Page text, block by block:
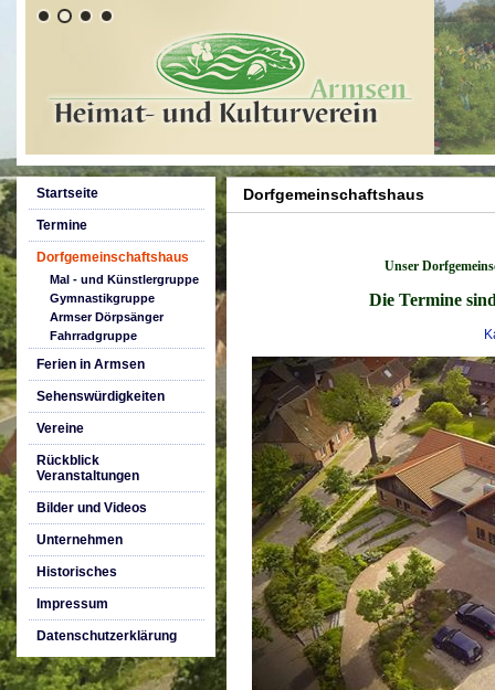
Startseite
Termine
Dorfgemeinschaftshaus
Mal - und Künstlergruppe
Gymnastikgruppe
Armser Dörpsänger
Fahrradgruppe
Ferien in Armsen
Sehenswürdigkeiten
Vereine
Rückblick
Veranstaltungen
Bilder und Videos
Unternehmen
Historisches
Impressum
Datenschutzerklärung
Dorfgemeinschaftshaus
Unser
Die Termine